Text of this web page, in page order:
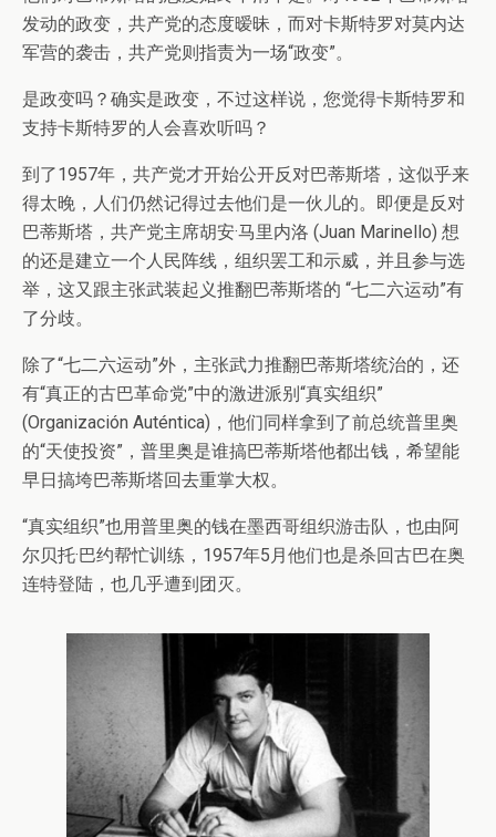
发动的政变，共产党的态度暧昧，而对卡斯特罗对莫内达
军营的袭击，共产党则指责为一场“政变”。
是政变吗？确实是政变，不过这样说，您觉得卡斯特罗和
支持卡斯特罗的人会喜欢听吗？
到了1957年，共产党才开始公开反对巴蒂斯塔，这似乎来
得太晚，人们仍然记得过去他们是一伙儿的。即便是反对
巴蒂斯塔，共产党主席胡安·马里内洛 (Juan Marinello) 想
的还是建立一个人民阵线，组织罢工和示威，并且参与选
举，这又跟主张武装起义推翻巴蒂斯塔的 “七二六运动”有
了分歧。
除了“七二六运动”外，主张武力推翻巴蒂斯塔统治的，还
有“真正的古巴革命党”中的激进派别“真实组织”
(Organización Auténtica)，他们同样拿到了前总统普里奥
的“天使投资”，普里奥是谁搞巴蒂斯塔他都出钱，希望能
早日搞垮巴蒂斯塔回去重掌大权。
“真实组织”也用普里奥的钱在墨西哥组织游击队，也由阿
尔贝托·巴约帮忙训练，1957年5月他们也是杀回古巴在奥
连特登陆，也几乎遭到团灭。